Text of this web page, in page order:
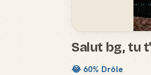
Salut bg, tu
😂 60% Drôle